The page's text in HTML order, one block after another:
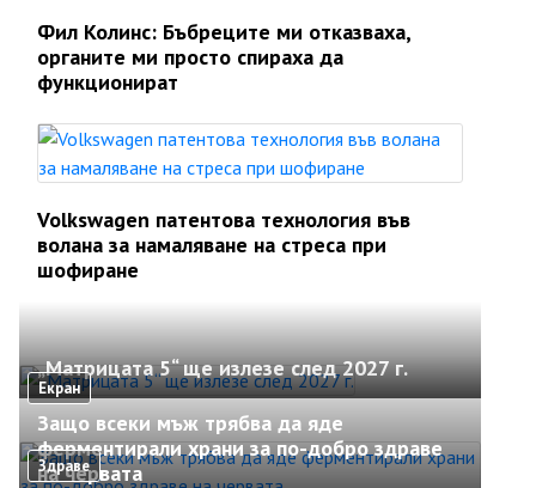
Фил Колинс: Бъбреците ми отказваха,
органите ми просто спираха да
функционират
Volkswagen патентова технология във
волана за намаляване на стреса при
шофиране
Екран
„Матрицата 5“ ще излезе след 2027 г.
Здраве
Защо всеки мъж трябва да яде
ферментирали храни за по-добро здраве
на червата